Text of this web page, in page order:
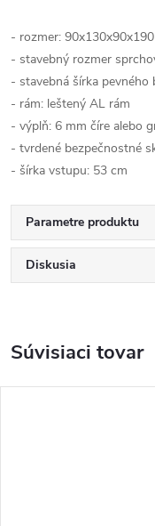
- rozmer:
- stavebný rozmer
- stavebná šírka
- rám: leštený AL rám
- výplň: 6 mm číre alebo
- tvrdené bezpečnostné
- šírka vstupu: 53 cm
Parametre produktu
Diskusia
Súvisiaci tovar